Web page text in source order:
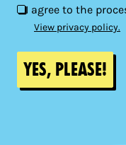
I agree to the
View privacy policy.
Yes, please!